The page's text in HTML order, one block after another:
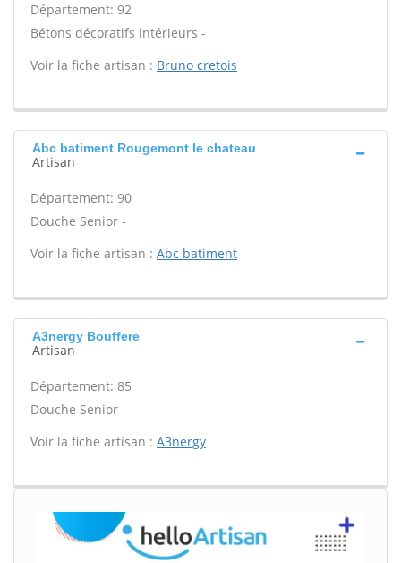
Département: 92
Bétons décoratifs intérieurs -
Voir la fiche artisan : Bruno cretois
Abc batiment Rougemont le chateau
Artisan
Département: 90
Douche Senior -
Voir la fiche artisan : Abc batiment
A3nergy Bouffere
Artisan
Département: 85
Douche Senior -
Voir la fiche artisan : A3nergy